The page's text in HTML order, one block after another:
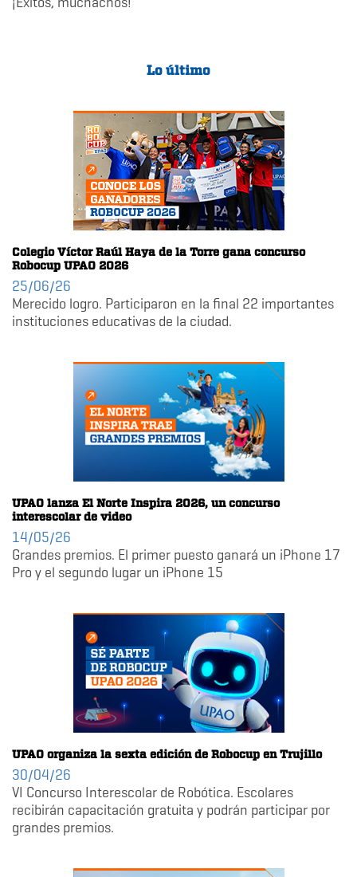
Lo último
Colegio Víctor Raúl Haya de la Torre gana concurso
Robocup UPAO 2026
25/06/26
Merecido logro. Participaron en la final 22 importantes
instituciones educativas de la ciudad.
UPAO lanza El Norte Inspira 2026, un concurso
interescolar de video
14/05/26
Grandes premios. El primer puesto ganará un iPhone 17
Pro y el segundo lugar un iPhone 15
UPAO organiza la sexta edición de Robocup en Trujillo
30/04/26
VI Concurso Interescolar de Robótica. Escolares
recibirán capacitación gratuita y podrán participar por
grandes premios.